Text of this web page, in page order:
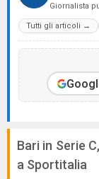
Giornalista
Tutti gli articoli →
Bari in Serie
a Sportitalia